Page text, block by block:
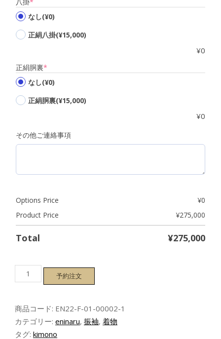
なし(¥0)
正絹八掛(¥15,000)
¥0
正絹胴裏*
なし(¥0)
正絹胴裏(¥15,000)
¥0
その他ご連絡事項
Options Price ¥0
Product Price
¥275,000
Total ¥275,000
【木
蓮
振
袖・
白
予約注文
商品コード: EN22-F-01-00002-1
カテゴリー: eninaru, 振袖, 着物
タグ: kimono